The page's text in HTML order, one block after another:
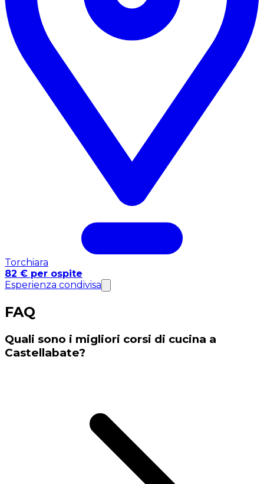
Torchiara
82 € per ospite
Esperienza condivisa
FAQ
Quali sono i migliori corsi di cucina a
Castellabate?